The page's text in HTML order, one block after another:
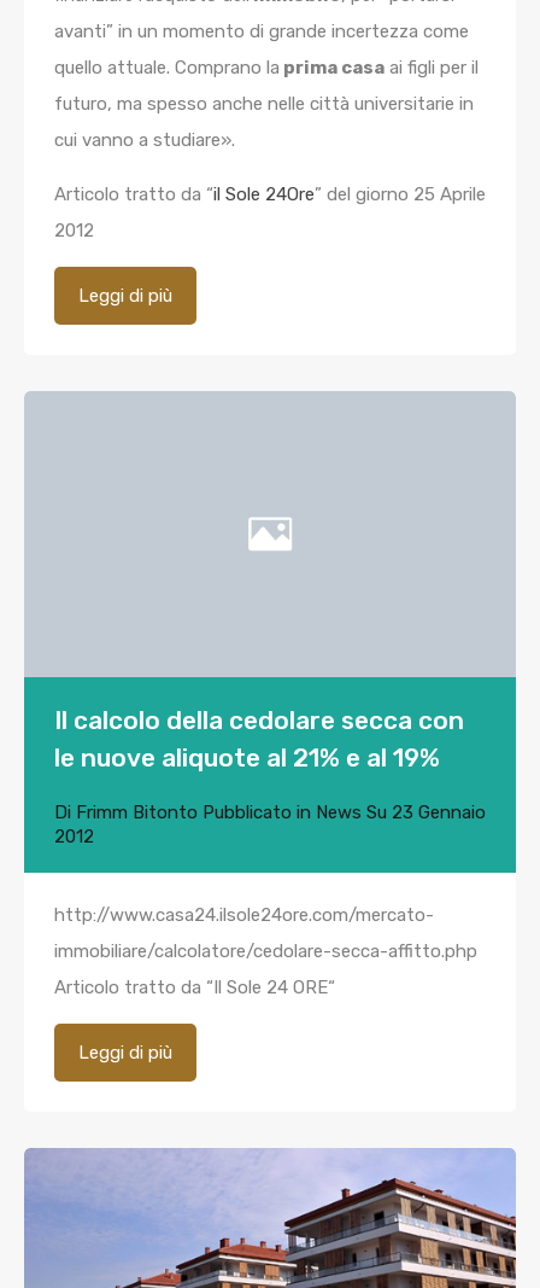
avanti” in un momento di grande incertezza come
quello attuale. Comprano la prima casa ai figli per il
futuro, ma spesso anche nelle città universitarie in
cui vanno a studiare».
Articolo tratto da “il Sole 24Ore” del giorno 25 Aprile
2012
Leggi di più
Il calcolo della cedolare secca con
le nuove aliquote al 21% e al 19%
Di Frimm Bitonto Pubblicato in News Su 23 Gennaio
2012
http://www.casa24.ilsole24ore.com/mercato-
immobiliare/calcolatore/cedolare-secca-affitto.php
Articolo tratto da “Il Sole 24 ORE“
Leggi di più